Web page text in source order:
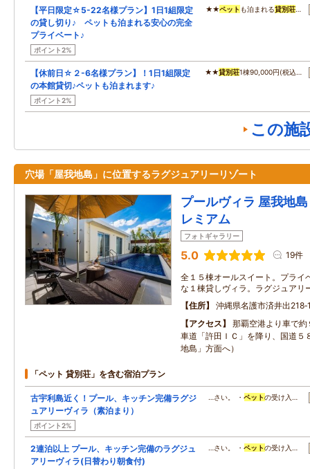
【平日限定☆5-22名様プラン】1日1組限定
の貸し切り♪ ペットも泊まれる安心の完全
プライベート♪
ポイント2%
★★ペット も泊まれる貸別荘…
【休前日☆２-6名様プラン】！1日1組限定
の本館貸切♪ペットも泊まれます♪
ポイント2%
★★貸別荘1棟90,000円(税込…
この施
穴場「屋我地島」に位置するラグジュアリーリゾート
プールヴィラ 屋我地
レミアム
フォトギャラリー
5.0 19件
全１５棟オールスイート。プライ
な１棟貸しヴィラ。ラグジュアリ
住所
沖縄県名護市済井出
アクセス
那覇空港より車で
車道「許田ＩＣ」を降り、国道５
地島」方面へ）
「ペット 貸別荘」を含む宿泊プラン
古宇利島近く！プール、キッチン完備ラグジ
ュアリーヴィラ（素泊まり）
ポイント2%
…さい。 ・ペットの受け入…
2連泊以上 プール、キッチン完備のラグジュ
アリーヴィラ(日替わり朝食付)
…さい。 ・ペットの受け入…